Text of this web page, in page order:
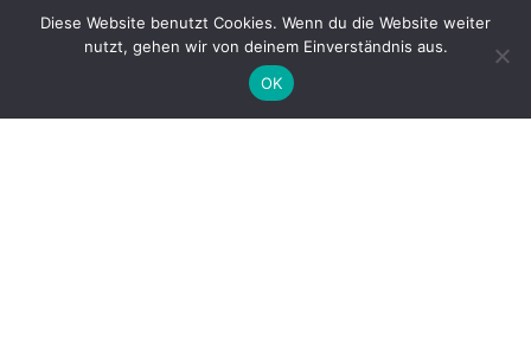
Diese Website benutzt Cookies. Wenn du die Website weiter
nutzt, gehen wir von deinem Einverständnis aus.
OK
Links
Discord